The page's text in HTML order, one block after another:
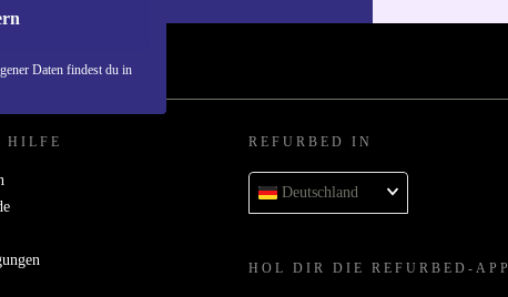
Daten findest du in
HILFE REFURBED IN
Deutschland
HOL DIR DIE REFURBED-APP